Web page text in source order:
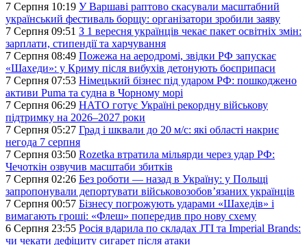
7 Серпня 10:19 У Варшаві раптово скасували масштабний
український фестиваль борщу: організатори зробили заяву
7 Серпня 09:51 З 1 вересня українців чекає пакет освітніх змін:
зарплати, стипендії та харчування
7 Серпня 08:49 Пожежа на аеродромі, звідки РФ запускає
«Шахеди»: у Криму після вибухів детонують боєприпаси
7 Серпня 07:53 Німецький бізнес під ударом РФ: пошкоджено
активи Puma та судна в Чорному морі
7 Серпня 06:29 НАТО готує Україні рекордну військову
підтримку на 2026–2027 роки
7 Серпня 05:27 Град і шквали до 20 м/с: які області накриє
негода 7 серпня
7 Серпня 03:50 Rozetka втратила мільярди через удар РФ:
Чечоткін озвучив масштаби збитків
7 Серпня 02:26 Без роботи — назад в Україну: у Польщі
запропонували депортувати військовозобов’язаних українців
7 Серпня 00:57 Бізнесу погрожують ударами «Шахедів» і
вимагають гроші: «Флеш» попередив про нову схему
6 Серпня 23:55 Росія вдарила по складах JTI та Imperial Brands:
чи чекати дефіциту сигарет після атаки